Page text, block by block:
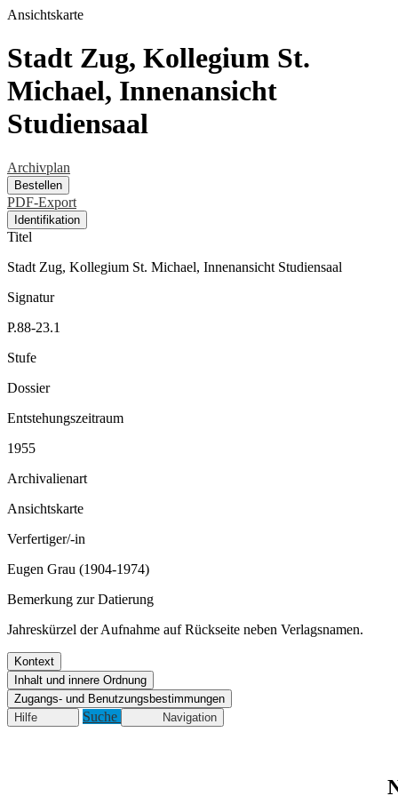
Ansichtskarte
Stadt Zug, Kollegium St.
Michael, Innenansicht
Studiensaal
Archivplan
Bestellen
PDF-Export
Identifikation
Titel
Stadt Zug, Kollegium St. Michael, Innenansicht Studiensaal
Signatur
P.88-23.1
Stufe
Dossier
Entstehungszeitraum
1955
Archivalienart
Ansichtskarte
Verfertiger/-in
Eugen Grau (1904-1974)
Bemerkung zur Datierung
Jahreskürzel der Aufnahme auf Rückseite neben Verlagsnamen.
Kontext
Inhalt und innere Ordnung
Zugangs- und Benutzungsbestimmungen
Hilfe
Suche Navigation